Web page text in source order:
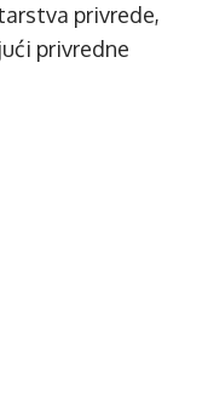
privrede,
privredne